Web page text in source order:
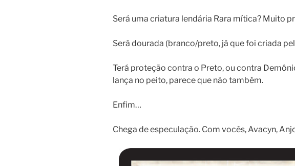
Será uma criatura lendária Rara mítica? Muito
Será dourada (branco/preto, já que foi criada
Terá proteção contra o Preto, ou contra
lança no peito, parece que não também.
Enfim…
Chega de especulação. Com vocês, Avacyn,